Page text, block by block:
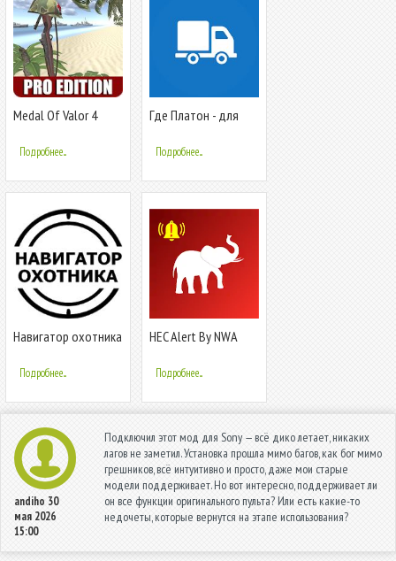
Medal Of Valor 4
Подробнее...
Где Платон - для
грузовиков
Подробнее...
Навигатор охотника
Подробнее...
HEC Alert By NWA
Подробнее...
andiho 30
мая 2026
15:00
Подключил этот мод для Sony — всё дико летает, никаких
лагов не заметил. Установка прошла мимо багов, как бог мимо
грешников, всё интуитивно и просто, даже мои старые
модели поддерживает. Но вот интересно, поддерживает ли
он все функции оригинального пульта? Или есть какие-то
недочеты, которые вернутся на этапе использования?